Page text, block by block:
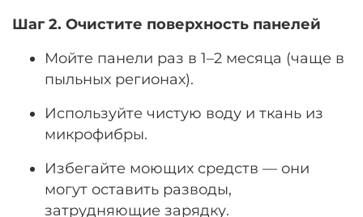
Шаг 2. Очистите поверхность панелей
Мойте панели раз в 1–2 месяца (чаще в
пыльных регионах).
Используйте чистую воду и ткань из
микрофибры.
Избегайте моющих средств — они
могут оставить разводы,
затрудняющие зарядку.